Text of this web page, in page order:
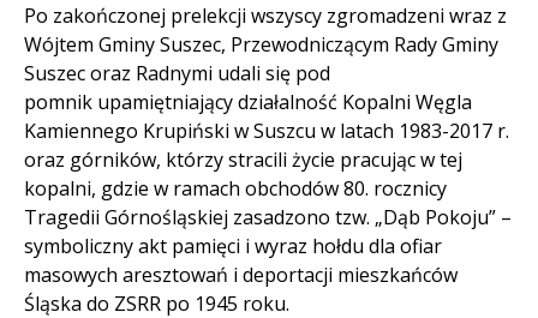
Po zakończonej prelekcji wszyscy zgromadzeni wraz z
Wójtem Gminy Suszec, Przewodniczącym Rady Gminy
Suszec oraz Radnymi udali się pod
pomnik upamiętniający działalność Kopalni Węgla
Kamiennego Krupiński w Suszcu w latach 1983-2017 r.
oraz górników, którzy stracili życie pracując w tej
kopalni, gdzie w ramach obchodów 80. rocznicy
Tragedii Górnośląskiej zasadzono tzw. „Dąb Pokoju” –
symboliczny akt pamięci i wyraz hołdu dla ofiar
masowych aresztowań i deportacji mieszkańców
Śląska do ZSRR po 1945 roku.